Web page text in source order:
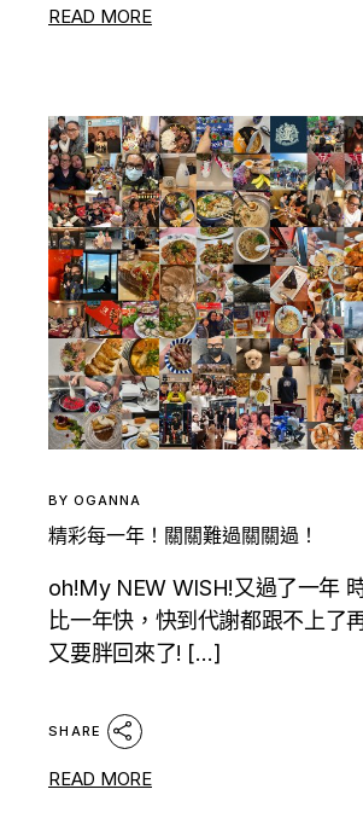
READ MORE
BY OGANNA
精彩每一年！關關難過關關過！
oh!My NEW WISH!又過了一年
比一年快，快到代謝都跟不上了
又要胖回來了! […]
SHARE
READ MORE